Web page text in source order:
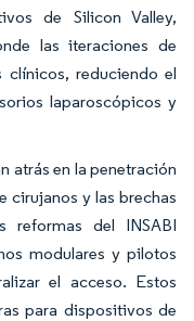
de Silicon Valley,
las iteraciones de
reduciendo el
laparoscópicos y
atrás en la penetración
cirujanos y las brechas
reformas del INSABI
modulares y pilotos
el acceso. Estos
para dispositivos de